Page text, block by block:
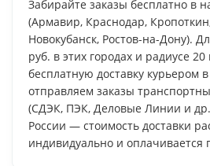
Забирайте заказы бесплатно в
(Армавир, Краснодар,
Новокубанск, Ростов-на-Дону).
руб. в этих городах и радиусе
бесплатную доставку курьером
отправляем заказы
(СДЭК, ПЭК, Деловые Линии и
России — стоимость доставки
индивидуально и оплачивается